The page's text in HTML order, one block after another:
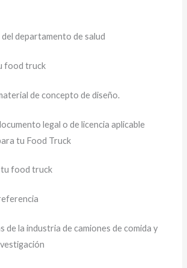
del departamento de salud
food truck
de concepto de diseño.
legal o de licencia aplicable
tu Food Truck
tu food truck
de la industria de camiones de comida y